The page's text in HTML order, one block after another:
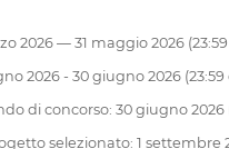
2026 — 31 maggio 2026
2026 - 30 giugno 2026
di concorso: 30 giugno
selezionato: 1 settembre